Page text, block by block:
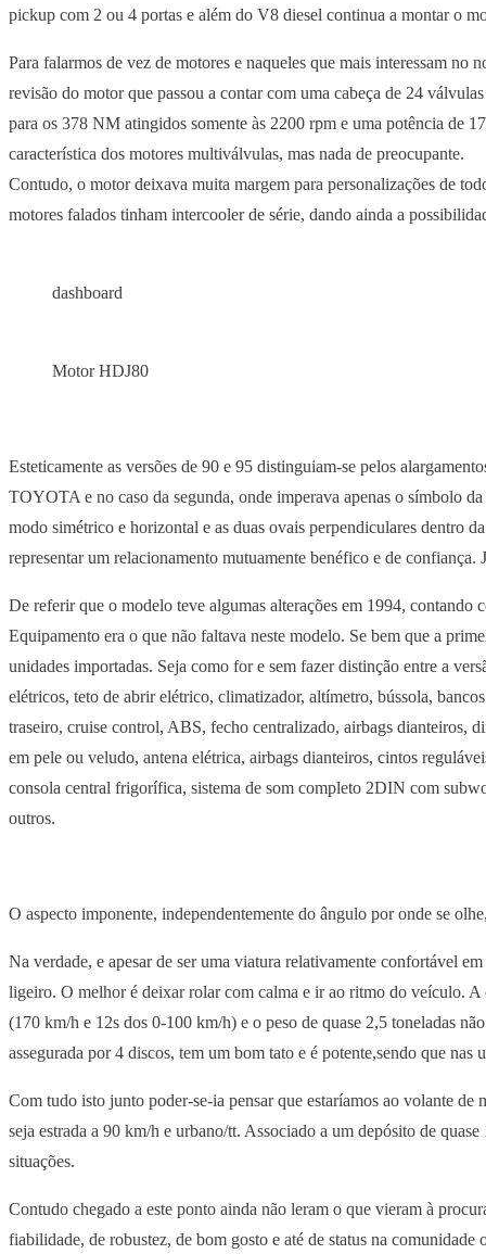
pickup com 2 ou 4 portas e além do V8 diesel continua a montar o
Para falarmos de vez de motores e naqueles que mais interessam no
revisão do motor que passou a contar com uma cabeça de 24
para os 378 NM atingidos somente às 2200 rpm e uma potência de
característica dos motores multiválvulas, mas nada de preocupante.
Contudo, o motor deixava muita margem para personalizações de
motores falados tinham intercooler de série, dando ainda a
dashboard
Motor HDJ80
Esteticamente as versões de 90 e 95 distinguiam-se pelos
TOYOTA e no caso da segunda, onde imperava apenas o símbolo
modo simétrico e horizontal e as duas ovais perpendiculares dentro
representar um relacionamento mutuamente benéfico e de
De referir que o modelo teve algumas alterações em 1994, contando
Equipamento era o que não faltava neste modelo. Se bem que a
unidades importadas. Seja como for e sem fazer distinção entre a
elétricos, teto de abrir elétrico, climatizador, altímetro, bússola,
traseiro, cruise control, ABS, fecho centralizado, airbags dianteiros,
em pele ou veludo, antena elétrica, airbags dianteiros, cintos
consola central frigorífica, sistema de som completo 2DIN com
outros.
O aspecto imponente, independentemente do ângulo por onde se
Na verdade, e apesar de ser uma viatura relativamente confortável
ligeiro. O melhor é deixar rolar com calma e ir ao ritmo do veículo. A
(170 km/h e 12s dos 0-100 km/h) e o peso de quase 2,5 toneladas
assegurada por 4 discos, tem um bom tato e é potente,sendo que
Com tudo isto junto poder-se-ia pensar que estaríamos ao volante
seja estrada a 90 km/h e urbano/tt. Associado a um depósito de
situações.
Contudo chegado a este ponto ainda não leram o que vieram à
fiabilidade, de robustez, de bom gosto e até de status na